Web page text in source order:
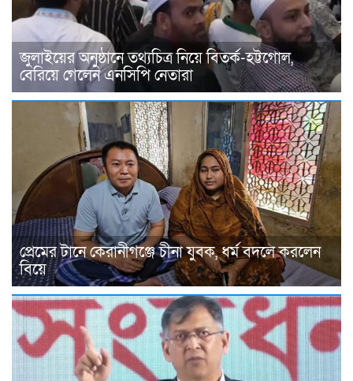
জুলাইয়ের অনুষ্ঠানে তথ্যচিত্র নিয়ে বিতর্ক-হট্টগোল,
বেরিয়ে গেলেন এনসিপি নেতারা
প্রেমের টানে কেরানীগঞ্জে চীনা যুবক, ধর্ম বদলে করলেন
বিয়ে